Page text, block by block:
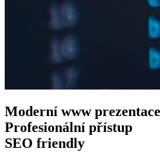
Moderní wwwprezentace
Profesionální přístup
SEO friendly